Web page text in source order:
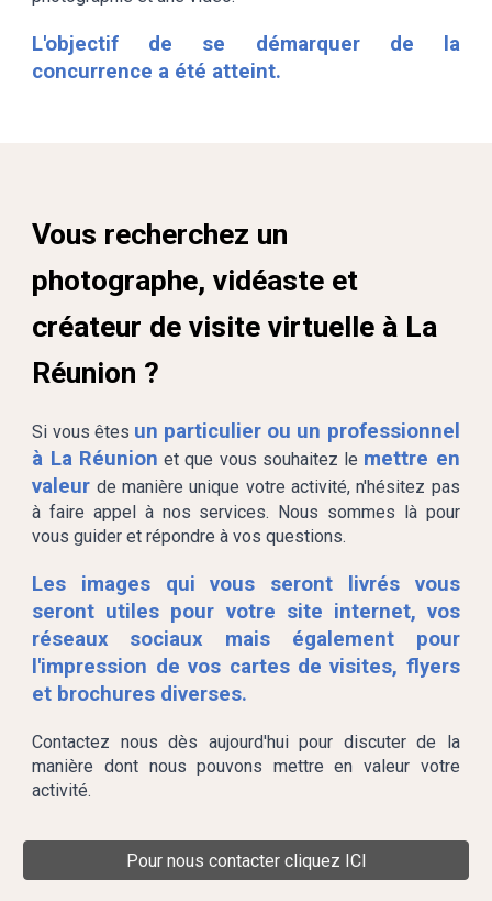
L'objectif de se démarquer de la
concurrence a été atteint.
Vous recherchez un
photographe, vidéaste et
créateur de visite virtuelle à La
Réunion ?
Si vous êtes un particulier ou un professionnel
à La Réunion et que vous souhaitez le mettre en
valeur de manière unique votre activité, n'hésitez pas
à faire appel à nos services. Nous sommes là pour
vous guider et répondre à vos questions.
Les images qui vous seront livrés vous
seront utiles pour votre site internet, vos
réseaux sociaux mais également pour
l'impression de vos cartes de visites, flyers
et brochures diverses.
Contactez nous dès aujourd'hui pour discuter de la
manière dont nous pouvons mettre en valeur votre
activité.
Pour nous contacter cliquez ICI